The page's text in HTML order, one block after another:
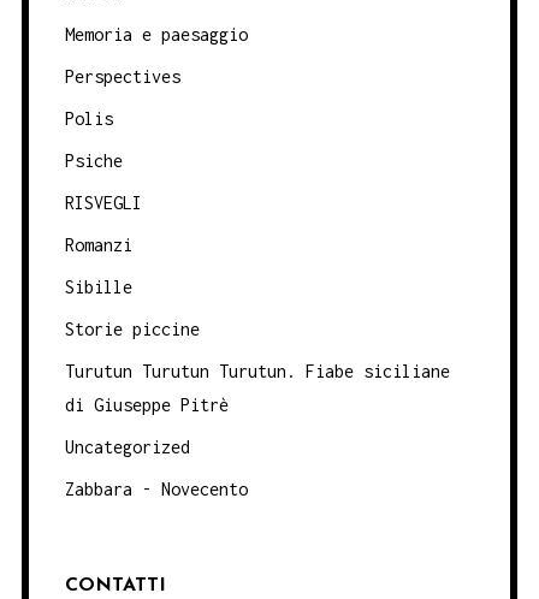
Memoria e paesaggio
Perspectives
Polis
Psiche
RISVEGLI
Romanzi
Sibille
Storie piccine
Turutun Turutun Turutun. Fiabe siciliane
di Giuseppe Pitrè
Uncategorized
Zabbara - Novecento
CONTATTI